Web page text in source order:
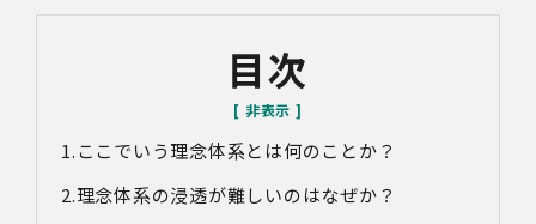
望・お問い合わせ内容・ご意見等の正確な把握、今後の
サービス向上等のために、録音・録画させていただく場合
対象情報
目次
ここでいう理念体系とは何のことか？
理念体系の浸透が難しいのはなぜか？